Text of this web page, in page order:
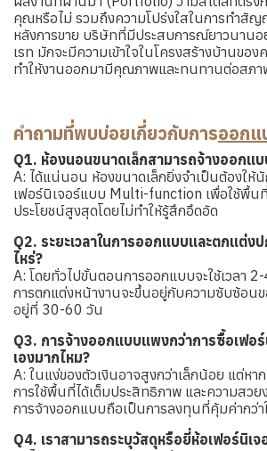
คุณหรือไม่ รวมถึงความโปร่งใสในการทำสัญ
หลังการขาย บริษัทที่มีประสบการณ์ยาวนานอ
เรท มักจะมีความเข้าใจในโครงสร้างบ้านขอ
ทำให้งานออกมามีคุณภาพและทนทานต่อสภา
คำถามที่พบบ่อยเกี่ยวกับการออกแ
Q1. ห้องนอนขนาดเล็กสามารถจ้างออกแบ
A: ได้แน่นอน ห้องขนาดเล็กยิ่งจำเป็นต้องให้
เฟอร์นิเจอร์แบบ Multi-function เพื่อใช้พื้นที่
ประโยชน์สูงสุดโดยไม่ทำให้รู้สึกอึดอัด
Q2. ระยะเวลาในการออกแบบและตกแต่งป
ไหร่?
A: โดยทั่วไปขั้นตอนการออกแบบจะใช้เวลา
การตกแต่งหน้างานจะขึ้นอยู่กับความซับซ้อนข
อยู่ที่ 30-60 วัน
Q3. การจ้างออกแบบแพงกว่าการซื้อเฟอ
เองมากไหม?
A: ในแง่ของตัวเงินอาจสูงกว่าเล็กน้อย แต่ห
การใช้พื้นที่ได้เต็มประสิทธิภาพ และความสว
การจ้างออกแบบถือเป็นการลงทุนที่คุ้มค่ากว่า
Q4. เราสามารถระบุวัสดุหรือยี่ห้อเฟอร์นิเจ